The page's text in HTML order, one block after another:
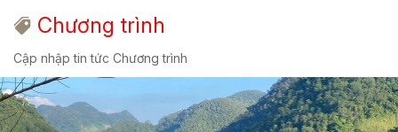
Chương trình
Cập nhập tin tức Chương trình